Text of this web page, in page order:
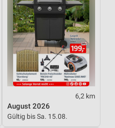
6,2 km
August 2026
Gültig bis Sa. 15.08.